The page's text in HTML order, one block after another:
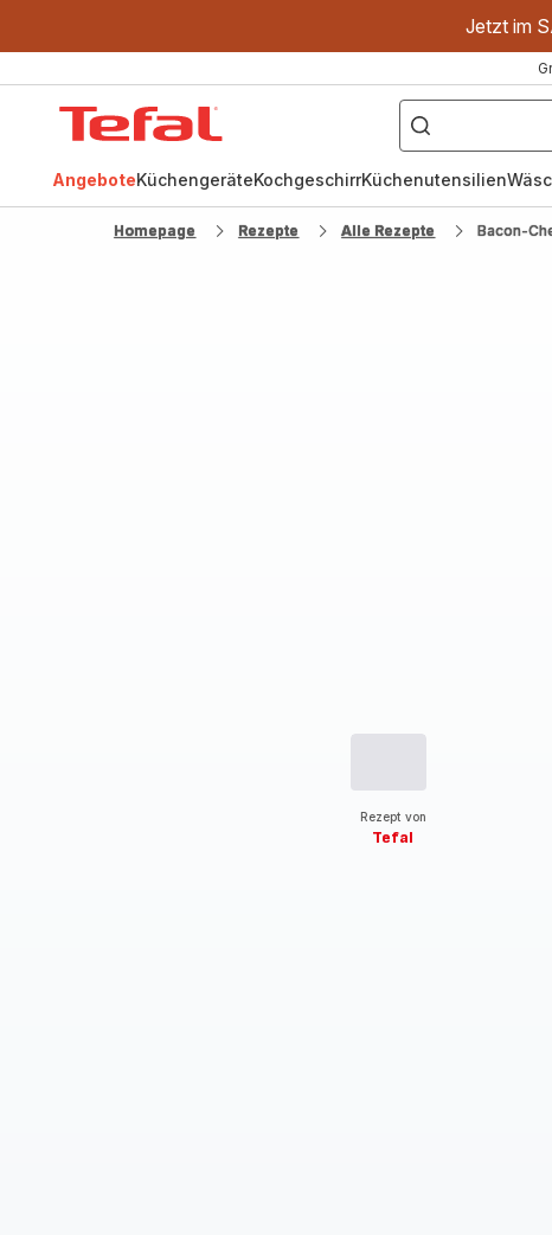
Jetzt im
["OptiGrill","Easy
Fry","Pfanne"]
AngeboteKüchengeräteKochgeschirrKüchenutensilien
Homepage Rezepte Alle Rezepte Bacon-
Rezept von
Tefal